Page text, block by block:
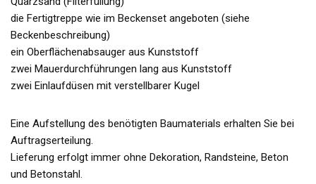
die Fertigtreppe wie im Beckenset angeboten (siehe
Beckenbeschreibung)
ein Oberflächenabsauger aus Kunststoff
zwei Mauerdurchführungen lang aus Kunststoff
zwei Einlaufdüsen mit verstellbarer Kugel
Eine Aufstellung des benötigten Baumaterials erhalten Sie bei
Auftragserteilung.
Lieferung erfolgt immer ohne Dekoration, Randsteine, Beton
und Betonstahl.